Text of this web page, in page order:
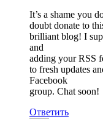
It’s a shame you
doubt donate to
brilliant blog! I
and
adding your RSS
to fresh updates
Facebook
group. Chat soon!
Ответить